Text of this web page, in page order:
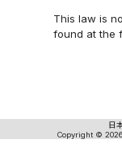
This law is
found at the
日
Copyright ©